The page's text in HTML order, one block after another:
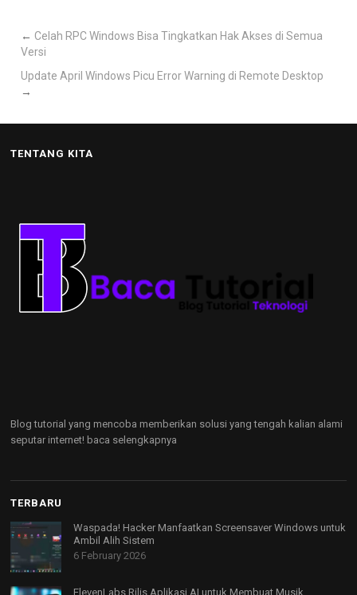
← Celah RPC Windows Bisa Tingkatkan Hak Akses di Semua
Versi
Update April Windows Picu Error Warning di Remote Desktop
→
TENTANG KITA
Blog tutorial yang mencoba memberikan solusi yang tengah kalian alami
seputar internet! baca selengkapnya
TERBARU
Waspada! Hacker Manfaatkan Screensaver Windows untuk
Ambil Alih Sistem
6 February 2026
ElevenLabs Rilis Aplikasi AI untuk Membuat Musik